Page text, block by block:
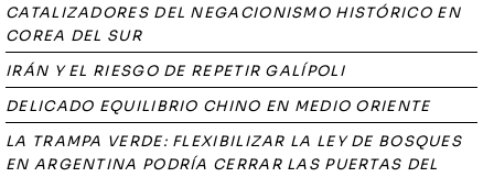
CATALIZADORES DEL NEGACIONISMO HISTÓRICO EN
COREA DEL SUR
IRÁN Y EL RIESGO DE REPETIR GALÍPOLI
DELICADO EQUILIBRIO CHINO EN MEDIO ORIENTE
LA TRAMPA VERDE: FLEXIBILIZAR LA LEY DE BOSQUES
EN ARGENTINA PODRÍA CERRAR LAS PUERTAS DEL